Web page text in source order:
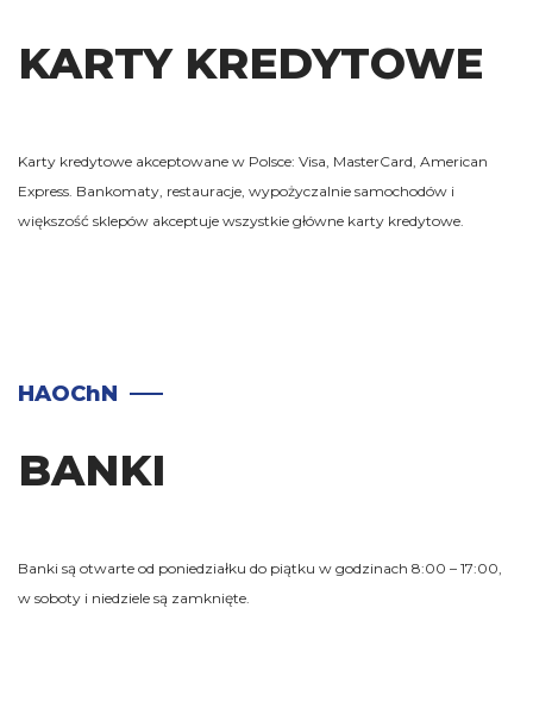
KARTY KREDYTOWE
Karty kredytowe akceptowane w Polsce: Visa, MasterCard, American
Express. Bankomaty, restauracje, wypożyczalnie samochodów i
większość sklepów akceptuje wszystkie główne karty kredytowe.
HAOChN
BANKI
Banki są otwarte od poniedziałku do piątku w godzinach 8:00 – 17:00,
w soboty i niedziele są zamknięte.